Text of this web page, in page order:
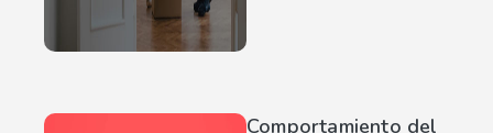
Comportamiento del